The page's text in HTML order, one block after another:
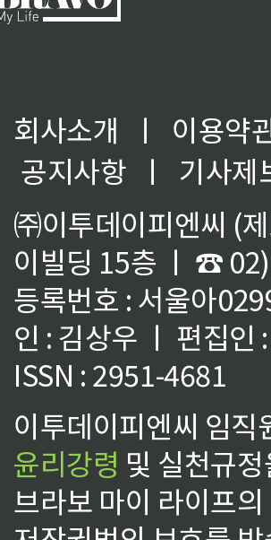
회사소개 ㅣ
이용약
공지사항
ㅣ
기사제
㈜이투데이피엔씨 (
이빌딩 15층 ㅣ ☎
등록번호 : 서울아
인 : 김상우 ㅣ 편집인
ISSN : 2951-4681
이투데이피엔씨 임
윤리강령 및 실천규
브라보 마이 라이프